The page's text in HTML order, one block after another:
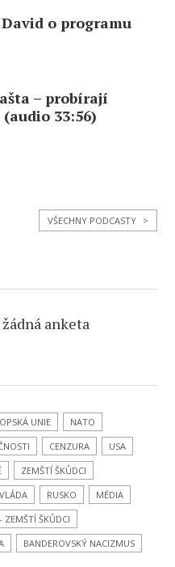
o programu
– probírají
33:56)
VŠECHNY PODCASTY >
anketa
UNIE
NATO
CENZURA
USA
ZEMŠTÍ ŠKŮDCI
RUSKO
MÉDIA
ZEMŠTÍ ŠKŮDCI
BANDEROVSKÝ NACIZMUS